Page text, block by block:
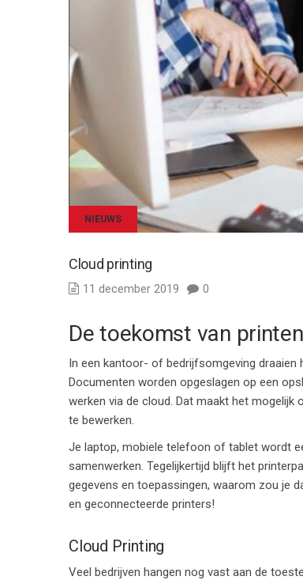
NIEUWS
Cloud printing
11 december 2019 0
De toekomst van
In een kantoor- of bedrijfsomgeving draaien
Documenten worden opgeslagen op een
werken via de cloud. Dat maakt het mogelijk
te bewerken.
Je laptop, mobiele telefoon of tablet wordt
samenwerken. Tegelijkertijd blijft het
gegevens en toepassingen, waarom zou je
en geconnecteerde printers!
Cloud Printing
Veel bedrijven hangen nog vast aan de